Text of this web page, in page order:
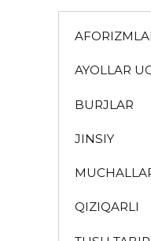
AYOLLAR
BURJLAR
JINSIY
QIZIQARLI